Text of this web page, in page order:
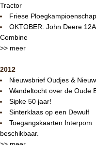
Tractor
Friese
OKTOBER: John Deere 12A
Combine
>> meer
2012
Nieuwsbrief Oudjes &
Wandeltocht over de Oude
Sipke 50 jaar!
Sinterklaas op een Dewulf
Toegangskaarten Interpom
beschikbaar.